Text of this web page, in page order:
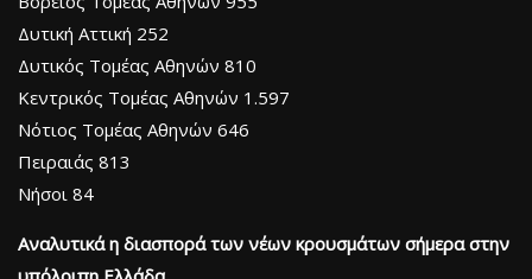
Δυτική Αττική 252
Δυτικός Τομέας Αθηνών 810
Κεντρικός Τομέας Αθηνών 1.597
Νότιος Τομέας Αθηνών 646
Πειραιάς 813
Νήσοι 84
Αναλυτικά η διασπορά των νέων κρουσμάτων σήμερα στην